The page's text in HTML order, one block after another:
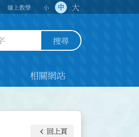
線上教學 小 中 大
搜尋
相關網站
keyboard_arrow_left 回上頁